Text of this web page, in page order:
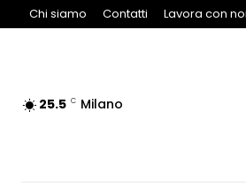
Chi siamo Contatti Lavora con noi
25.5 C Milano